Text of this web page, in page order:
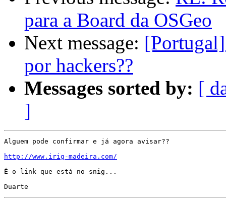
para a Board da OSGeo
Next message:
por hackers??
Messages sorted by: [
]
Alguem pode confirmar e já agora avisar??
http://www.irig-madeira.com/
É o link que está no snig...